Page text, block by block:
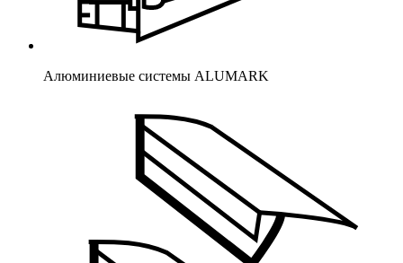
Алюминиевые системы ALUMARK